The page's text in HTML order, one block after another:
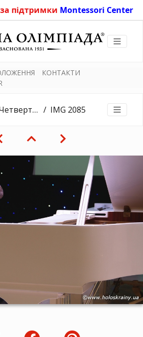
підтримки Montessori Center
КОНТАКТИ
Університет Грінченка IMG 2085